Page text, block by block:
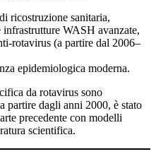
ricostruzione sanitaria,
WASH avanzate,
rotavirus (a partire dal 2006–
epidemiologica moderna.
da rotavirus sono
partire dagli anni 2000, è stato
precedente con modelli
scientifica.